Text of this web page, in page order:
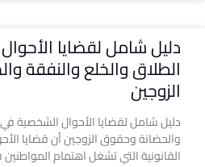
دليل شامل لقضايا
الطلاق والخلع والنفقة
الزوجين
دليل شامل لقضايا الأحوال الشخصية
والحضانة وحقوق الزوجين أن قضايا
القانونية التي تشغل اهتمام